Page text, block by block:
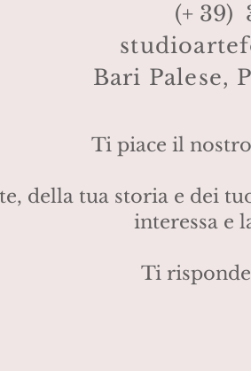
(+ 39)
Bari Palese,
Ti piace il
della tua storia e dei
interessa e
Ti